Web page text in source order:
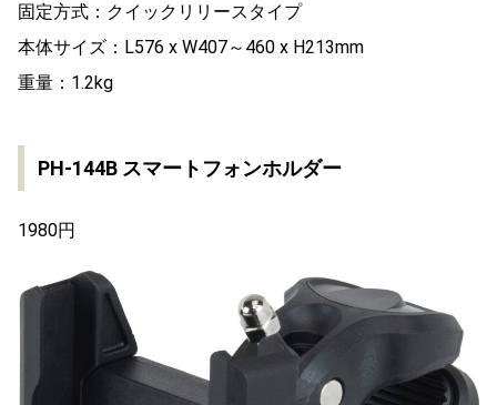
固定方式：クイックリリースタイプ
本体サイズ：L576 x W407～460 x H213mm
重量：1.2kg
PH-144B スマートフォンホルダー
1980円